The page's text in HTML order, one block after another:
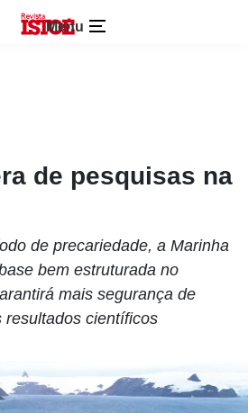
Menu
de pesquisas na
de precariedade, a Marinha
bem estruturada no
mais segurança de
resultados científicos